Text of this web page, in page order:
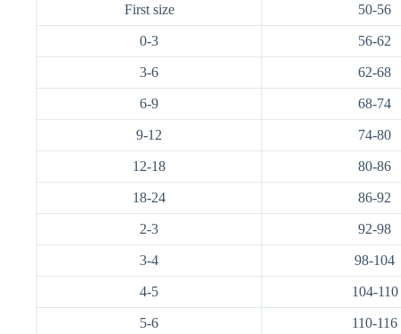
First size 50-56
0-3 56-62
3-6 62-68
6-9 68-74
9-12 74-80
12-18 80-86
18-24 86-92
2-3 92-98
3-4 98-104
4-5 104-110
5-6 110-116